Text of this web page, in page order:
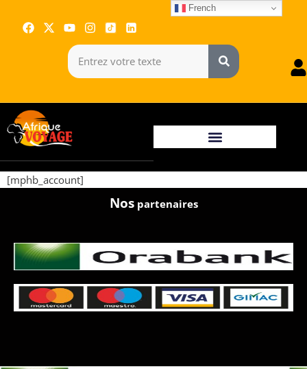
[mphb_account]
Nospartenaires
French